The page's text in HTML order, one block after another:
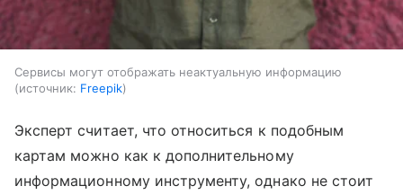
Сервисы могут отображать неактуальную информацию
источник: Freepik
Эксперт считает, что относиться к подобным
картам можно как к дополнительному
информационному инструменту, однако не стоит